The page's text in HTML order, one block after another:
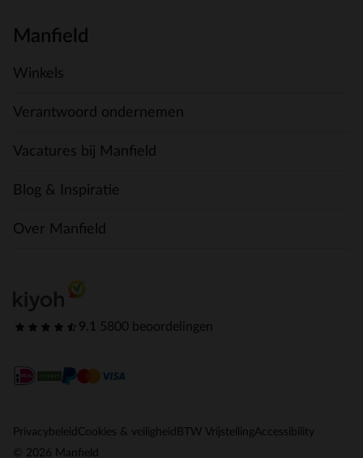
Manfield
Winkels
Verantwoord ondernemen
Vacatures bij Manfield
Blog & Inspiratie
Over Manfield
9.1 5800 beoordelingen
Privacybeleid Cookies & veiligheid BTW VrijstellingAccessibility
© 2026 Manfield